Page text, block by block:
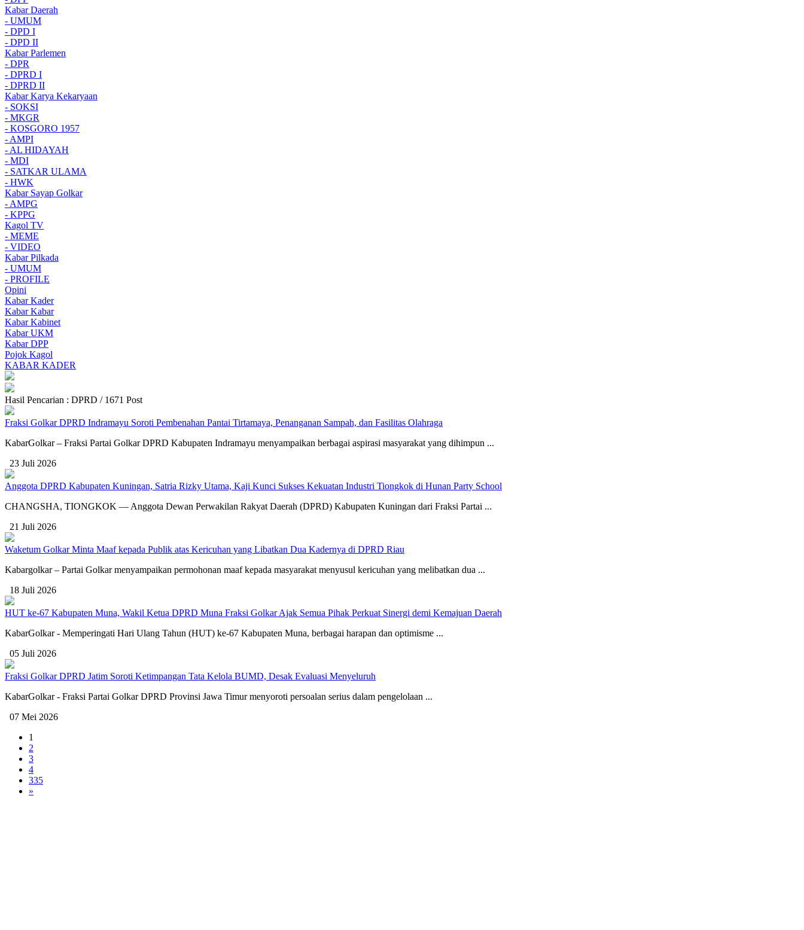
Kabar Daerah
- UMUM
- DPD I
- DPD II
Kabar Parlemen
- DPR
- DPRD I
- DPRD II
Kabar Karya Kekaryaan
- SOKSI
- MKGR
- KOSGORO 1957
- AMPI
- AL HIDAYAH
- MDI
- SATKAR ULAMA
- HWK
Kabar Sayap Golkar
- AMPG
- KPPG
Kagol TV
- MEME
- VIDEO
Kabar Pilkada
- UMUM
- PROFILE
Opini
Kabar Kader
Kabar Kabar
Kabar Kabinet
Kabar UKM
Kabar DPP
Pojok Kagol
KABAR KADER
Hasil Pencarian : DPRD / 1671 Post
Fraksi Golkar DPRD Indramayu Soroti Pembenahan Pantai Tirtamaya, Penanganan Sampah, dan Fasilitas Olahraga
KabarGolkar – Fraksi Partai Golkar DPRD Kabupaten Indramayu menyampaikan berbagai aspirasi masyarakat yang dihimpun ...
23 Juli 2026
Anggota DPRD Kabupaten Kuningan, Satria Rizky Utama, Kaji Kunci Sukses Kekuatan Industri Tiongkok di Hunan Party School
CHANGSHA, TIONGKOK — Anggota Dewan Perwakilan Rakyat Daerah (DPRD) Kabupaten Kuningan dari Fraksi Partai ...
21 Juli 2026
Waketum Golkar Minta Maaf kepada Publik atas Kericuhan yang Libatkan Dua Kadernya di DPRD Riau
Kabargolkar – Partai Golkar menyampaikan permohonan maaf kepada masyarakat menyusul kericuhan yang melibatkan dua ...
18 Juli 2026
HUT ke-67 Kabupaten Muna, Wakil Ketua DPRD Muna Fraksi Golkar Ajak Semua Pihak Perkuat Sinergi demi Kemajuan Daerah
KabarGolkar - Memperingati Hari Ulang Tahun (HUT) ke-67 Kabupaten Muna, berbagai harapan dan optimisme ...
05 Juli 2026
Fraksi Golkar DPRD Jatim Soroti Ketimpangan Tata Kelola BUMD, Desak Evaluasi Menyeluruh
KabarGolkar - Fraksi Partai Golkar DPRD Provinsi Jawa Timur menyoroti persoalan serius dalam pengelolaan ...
07 Mei 2026
1
2
3
4
335
»